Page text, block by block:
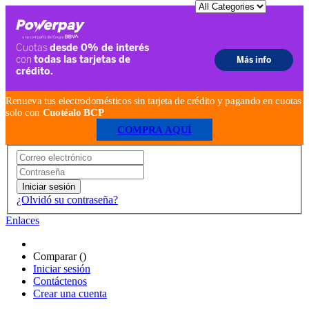
Renueva tus electrodomésticos sin tarjeta de crédito y pagando en cuotas
solo con Cuotéalo BCP
COMPRA AQUÍ
Iniciar sesión
¿Olvidó su contraseña?
Enlaces
Comparar ()
Iniciar sesión
Contáctenos
Crear una cuenta